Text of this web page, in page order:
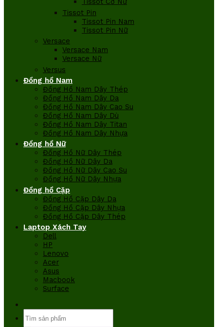
Tissot Pin
Tissot Pin Nam
Tissot Pin Nữ
Versace
Versace Nam
Versace Nữ
Versus
Đồng hồ Nam
Đồng Hồ Nam Dây Thép
Đồng Hồ Nam Dây Da
Đồng Hồ Nam Dây Cao Su
Đồng Hồ Nam Dây Dù
Đồng Hồ Nam Dây Titan
Đồng Hồ Nam Dây Nhựa
Đồng hồ Nữ
Đồng Hồ Nữ Dây Thép
Đồng Hồ Nữ Dây Da
Đồng Hồ Nữ Dây Cao Su
Đồng Hồ Nữ Dây Nhựa
Đồng hồ Cặp
Đồng Hồ Cặp Dây Da
Đồng Hồ Cặp Dây Nhựa
Đồng Hồ Cặp Dây Thép
Laptop Xách Tay
Dell
HP
Lenovo
Acer
Asus
Macbook
Surface
kiếm: